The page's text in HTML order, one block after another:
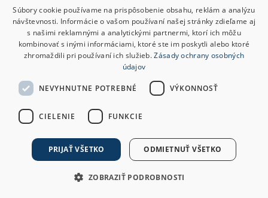
Súbory cookie používame na prispôsobenie obsahu, reklám a analýzu
návštevnosti. Informácie o vašom používaní našej stránky zdieľame aj
s našimi reklamnými a analytickými partnermi, ktorí ich môžu
kombinovať s inými informáciami, ktoré ste im poskytli alebo ktoré
zhromaždili pri používaní ich služieb.Zásady ochrany osobných
údajov
NEVYHNUTNE POTREBNÉ VÝKONNOSŤ
CIELENIE FUNKCIE
PRIJAŤ VŠETKO ODMIETNUŤ VŠETKO
ZOBRAZIŤ PODROBNOSTI